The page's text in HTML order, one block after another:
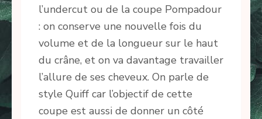
l’undercut ou de la coupe Pompadour
: on conserve une nouvelle fois du
volume et de la longueur sur le haut
du crâne, et on va davantage travailler
l’allure de ses cheveux. On parle de
style Quiff car l’objectif de cette
coupe est aussi de donner un côté